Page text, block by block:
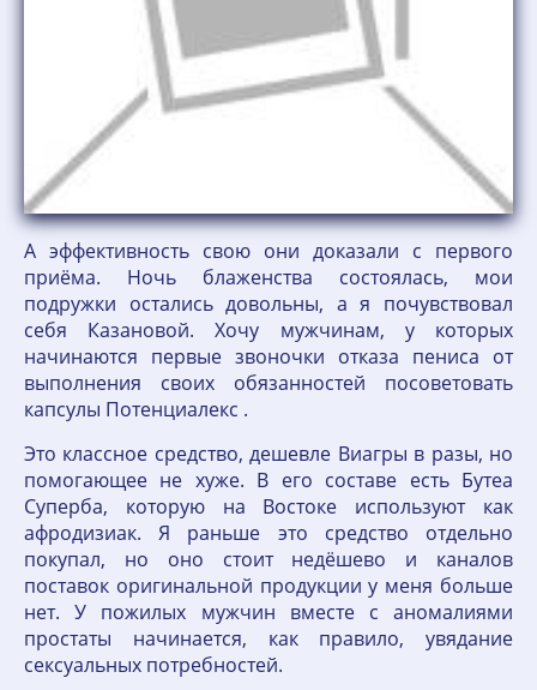
А эффективность свою они доказали с первого
приёма. Ночь блаженства состоялась, мои
подружки остались довольны, а я почувствовал
себя Казановой. Хочу мужчинам, у которых
начинаются первые звоночки отказа пениса от
выполнения своих обязанностей посоветовать
капсулы Потенциалекс .
Это классное средство, дешевле Виагры в разы, но
помогающее не хуже. В его составе есть Бутеа
Суперба, которую на Востоке используют как
афродизиак. Я раньше это средство отдельно
покупал, но оно стоит недёшево и каналов
поставок оригинальной продукции у меня больше
нет. У пожилых мужчин вместе с аномалиями
простаты начинается, как правило, увядание
сексуальных потребностей.